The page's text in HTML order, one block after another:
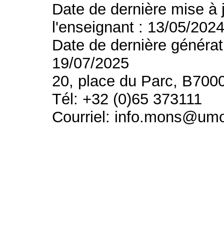
Date de dernière mise
l'enseignant : 13/05/
Date de dernière
19/07/2025
20, place du Parc,
Tél: +32 (0)65 373111
Courriel: